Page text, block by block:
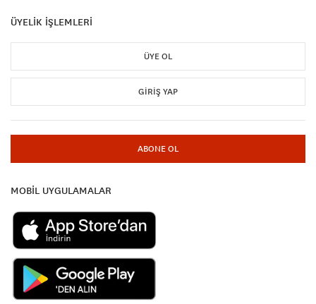
ÜYELİK İŞLEMLERİ
ÜYE OL
GIRIŞ YAP
ABONE OL
MOBİL UYGULAMALAR